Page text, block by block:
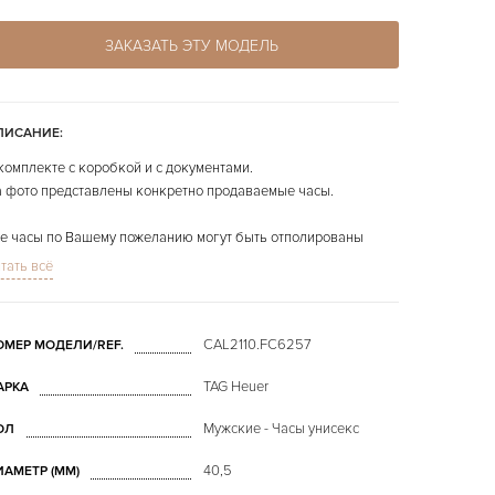
ЗАКАЗАТЬ ЭТУ МОДЕЛЬ
с коробкой и с документами.
фото представлены конкретно продаваемые часы.
часы по Вашему пожеланию могут быть отполированы
всё
МОДЕЛИ/REF. CAL2110.FC6257
TAG Heuer
Мужские - Часы унисекс
(MM) 40,5